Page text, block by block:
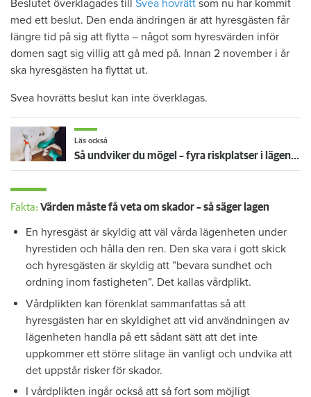
Beslutet överklagades till Svea hovrätt som nu har kommit
med ett beslut. Den enda ändringen är att hyresgästen får
längre tid på sig att flytta – något som hyresvärden inför
domen sagt sig villig att gå med på. Innan 2 november i år
ska hyresgästen ha flyttat ut.
Svea hovrätts beslut kan inte överklagas.
Läs också
Så undviker du mögel – fyra riskplatser i lägenheten: ”Måste städa bort”
Fakta: Värden måste få veta om skador – så säger lagen
En hyresgäst är skyldig att väl vårda lägenheten under
hyrestiden och hålla den ren. Den ska vara i gott skick
och hyresgästen är skyldig att ”bevara sundhet och
ordning inom fastigheten”. Det kallas vårdplikt.
Vårdplikten kan förenklat sammanfattas så att
hyresgästen har en skyldighet att vid användningen av
lägenheten handla på ett sådant sätt att det inte
uppkommer ett större slitage än vanligt och undvika att
det uppstår risker för skador.
I vårdplikten ingår också att så fort som möjligt